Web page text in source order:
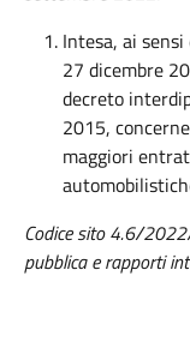
Intesa, ai
27 dicembre
decreto
2015,
maggiori
Codice sito 4.6/
pubblica e rapporti